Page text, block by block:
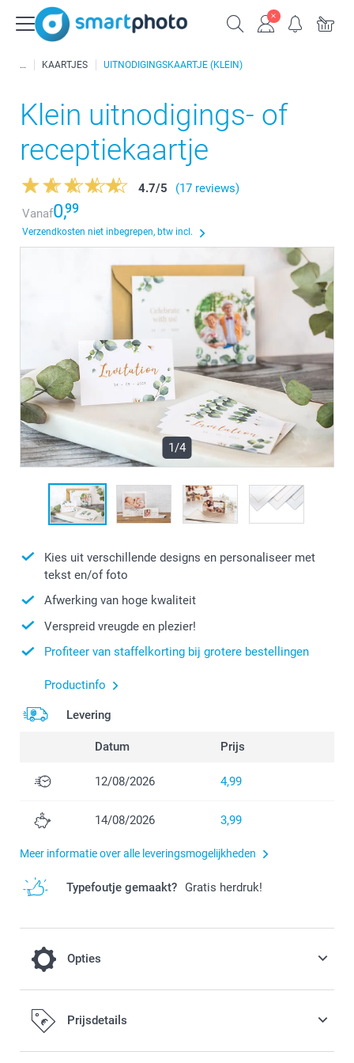
KAARTJES UITNODIGINGSKAARTJE (KLEIN)
Klein uitnodigings- of
receptiekaartje
4.7/5
(17 reviews)
Vanaf0,99
Verzendkosten niet inbegrepen, btw incl.
1/4
Kies uit verschillende designs en personaliseer met
tekst en/of foto
Afwerking van hoge kwaliteit
Verspreid vreugde en plezier!
Profiteer van staffelkorting bij grotere bestellingen
Productinfo
Levering
Datum Prijs
12/08/2026 4,99
14/08/2026 3,99
Meer informatie over alle leveringsmogelijkheden
Typefoutje gemaakt? Gratis herdruk!
Opties
Geef jouw Uitnodigingskaartje een extra
feestelijk tintje of een moderne en trendy
look door voor Luxe Parelmoer of Stevig
Prijsdetails